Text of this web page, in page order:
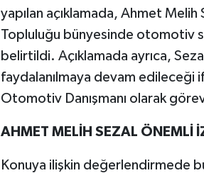
yapılan açıklamada, Ahmet Melih
Topluluğu bünyesinde otomotiv
belirtildi. Açıklamada ayrıca,
faydalanılmaya devam edileceği
Otomotiv Danışmanı olarak
AHMET MELİH SEZAL ÖNEMLİ
Konuya ilişkin değerlendirmede